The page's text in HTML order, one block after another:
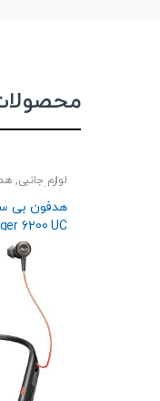
لوازم جانبی,
هدفون بی
6200 UC